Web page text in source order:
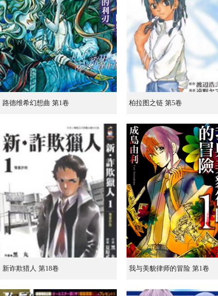
路德维希幻想曲 第1卷 柏拉图之链 第5卷
新诈欺猎人 第18卷 我与美貌律师的冒险 第1卷